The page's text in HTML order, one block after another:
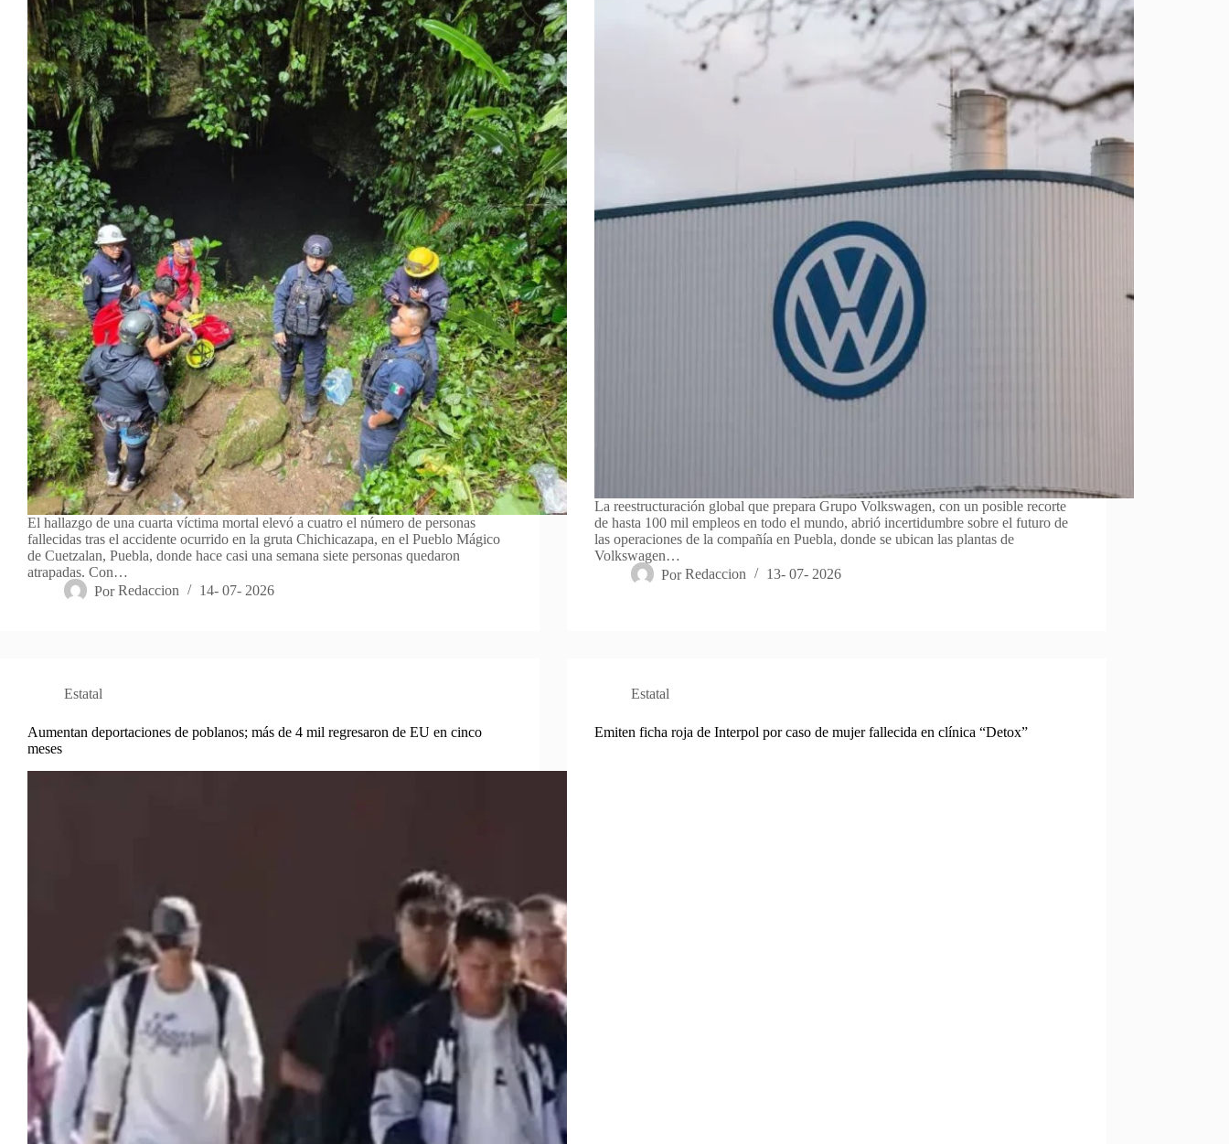
El hallazgo de una cuarta víctima mortal elevó a cuatro el número de personas
fallecidas tras el accidente ocurrido en la gruta Chichicazapa, en el Pueblo Mágico
de Cuetzalan, Puebla, donde hace casi una semana siete personas quedaron
atrapadas. Con…
Por Redaccion 14- 07- 2026
La reestructuración global que prepara Grupo Volkswagen, con un posible recorte
de hasta 100 mil empleos en todo el mundo, abrió incertidumbre sobre el futuro de
las operaciones de la compañía en Puebla, donde se ubican las plantas de
Volkswagen…
Por Redaccion 13- 07- 2026
Estatal
Aumentan deportaciones de poblanos; más de 4 mil regresaron de EU en cinco
meses
Estatal
Emiten ficha roja de Interpol por caso de mujer fallecida en clínica “Detox”